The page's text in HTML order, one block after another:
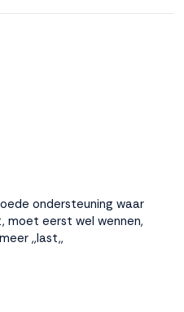
ondersteuning waar
moet eerst wel wennen,
,,last,,